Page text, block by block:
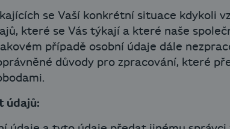
se Vaší konkrétní situace kdykoli
které se Vás týkají a které naše
případě osobní údaje dále
důvody pro zpracování, které
údajů: